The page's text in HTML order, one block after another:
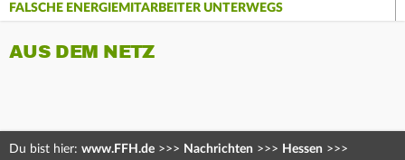
FALSCHE ENERGIEMITARBEITER UNTERWEGS
AUS DEM NETZ
Du bist hier: www.FFH.de >>> Nachrichten >>> Hessen >>>